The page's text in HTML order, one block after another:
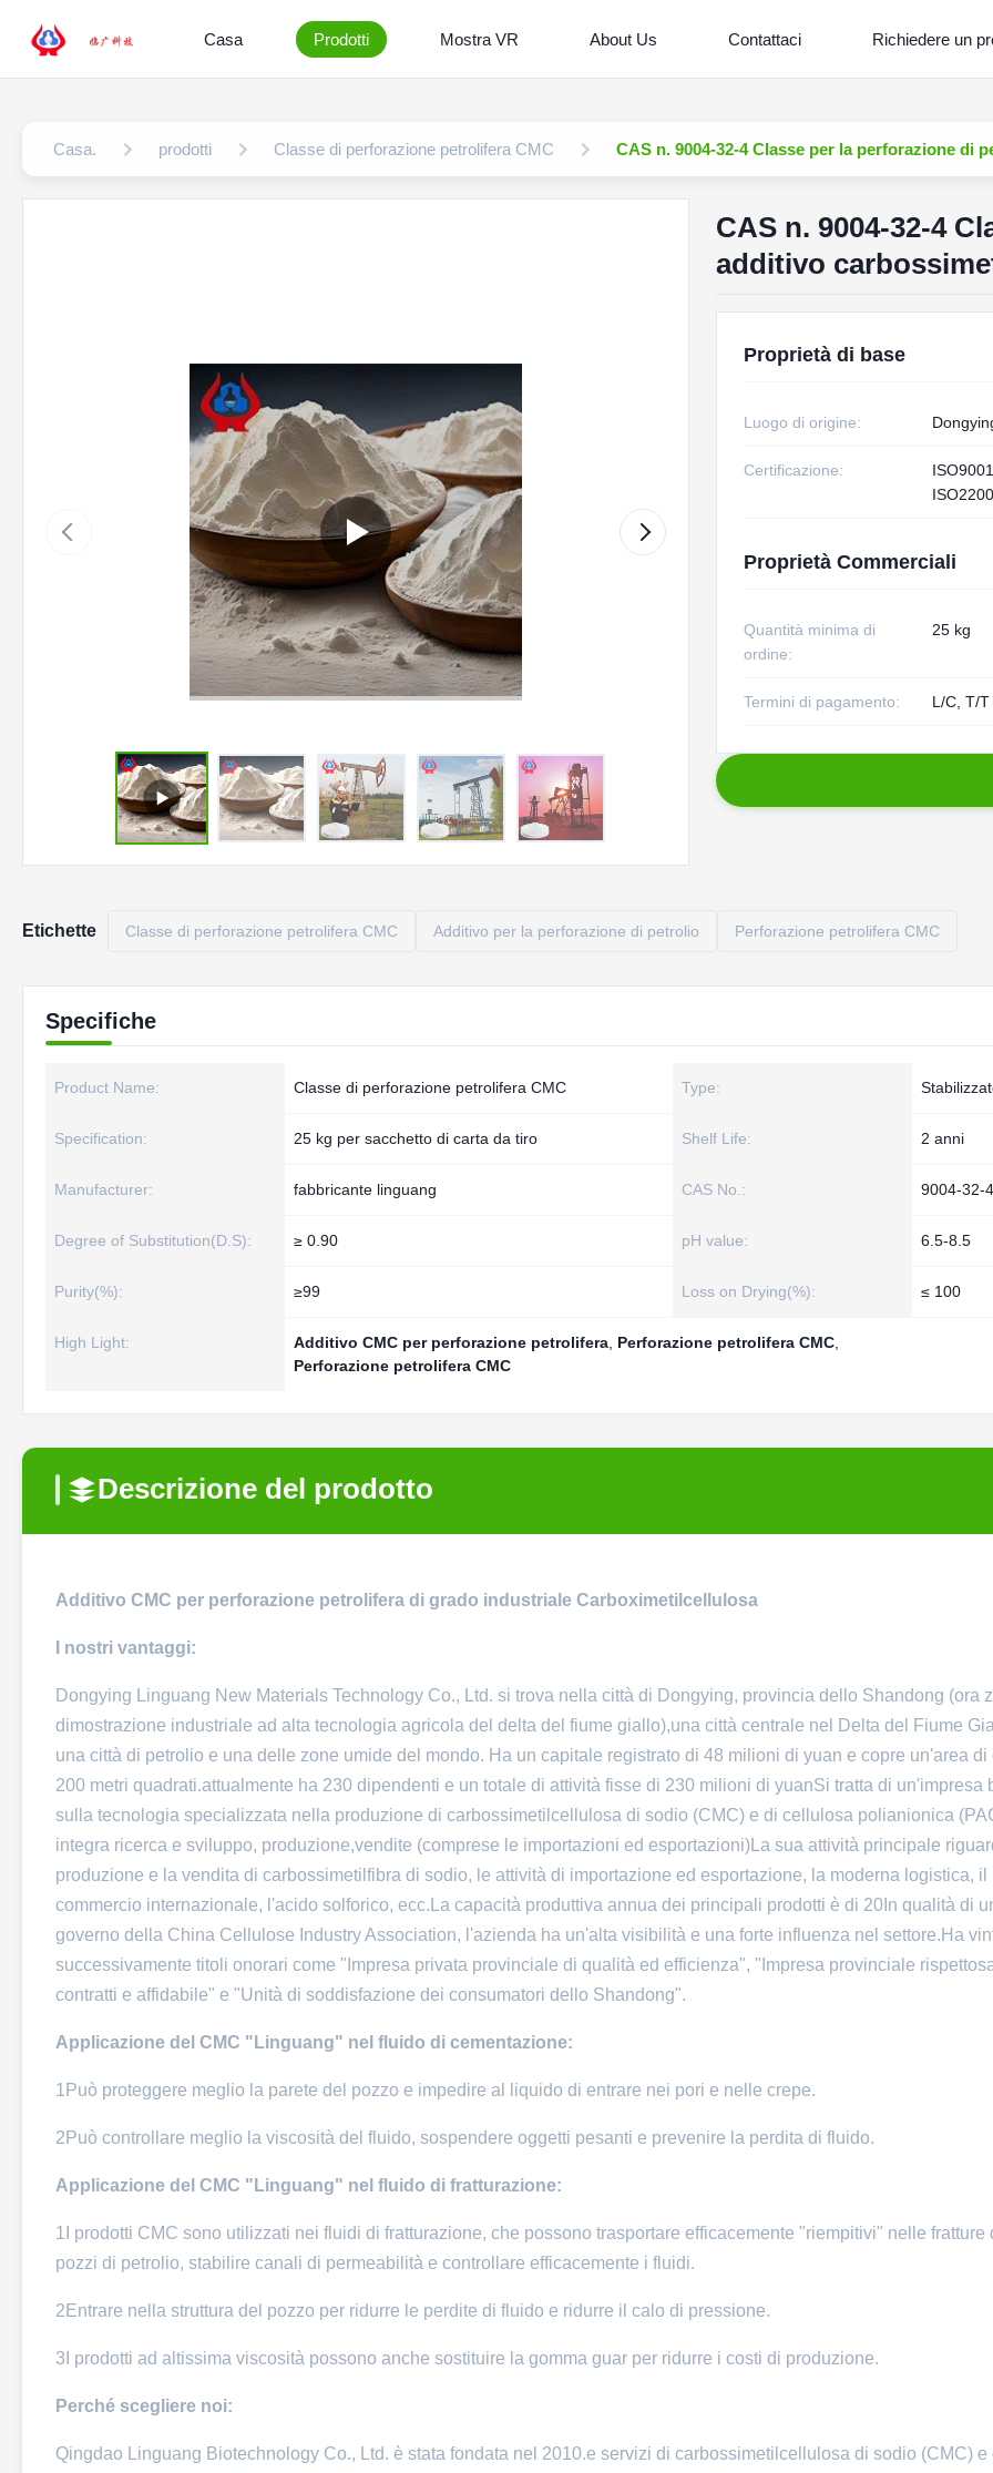
Casa Prodotti Mostra VR About Us Contattaci Richiedere un
Casa. prodotti Classe di perforazione petrolifera CMC CAS n. 9004-32-4 Classe per la perforazione di
CAS n. 9004-32-4
additivo
Proprietà di base
Luogo di origine:
Certificazione:
Proprietà Commerciali
Quantità minima di
ordine:
25 kg
Termini di pagamento: L/C, T/T
Etichette Classe di perforazione petrolifera CMC Additivo per la perforazione di petrolio Perforazione petrolifera CMC
Specifiche
Product Name: Classe di perforazione petrolifera CMC Type:
Specification: 25 kg per sacchetto di carta da tiro Shelf Life: 2 anni
Manufacturer: fabbricante linguang CAS No.: 9004-32-4
Degree of Substitution(D.S): ≥ 0.90 pH value: 6.5-8.5
Purity(%): ≥99 Loss on Drying(%): ≤ 100
High Light: Additivo CMC per perforazione petrolifera Perforazione petrolifera CMC
Perforazione petrolifera CMC
Descrizione del prodotto
Additivo CMC per perforazione petrolifera di grado industriale Carboximetilcellulosa
I nostri vantaggi:
Dongying Linguang New Materials Technology Co., Ltd. si trova nella città di Dongying, provincia dello Shandong (ora
dimostrazione industriale ad alta tecnologia agricola del delta del fiume giallo),una città centrale nel Delta del Fiume
una città di petrolio e una delle zone umide del mondo. Ha un capitale registrato di 48 milioni di yuan e copre un'area di
200 metri quadrati.attualmente ha 230 dipendenti e un totale di attività fisse di 230 milioni di yuanSi tratta di un'impresa
sulla tecnologia specializzata nella produzione di carbossimetilcellulosa di sodio (CMC) e di cellulosa polianionica
integra ricerca e sviluppo, produzione,vendite (comprese le importazioni ed esportazioni)La sua attività principale
produzione e la vendita di carbossimetilfibra di sodio, le attività di importazione ed esportazione, la moderna logistica, il
commercio internazionale, l'acido solforico, ecc.La capacità produttiva annua dei principali prodotti è di 20In qualità di
governo della China Cellulose Industry Association, l'azienda ha un'alta visibilità e una forte influenza nel settore.Ha
successivamente titoli onorari come "Impresa privata provinciale di qualità ed efficienza", "Impresa provinciale
contratti e affidabile" e "Unità di soddisfazione dei consumatori dello Shandong".
Applicazione del CMC "Linguang" nel fluido di cementazione:
1Può proteggere meglio la parete del pozzo e impedire al liquido di entrare nei pori e nelle crepe.
2Può controllare meglio la viscosità del fluido, sospendere oggetti pesanti e prevenire la perdita di fluido.
Applicazione del CMC "Linguang" nel fluido di fratturazione:
1I prodotti CMC sono utilizzati nei fluidi di fratturazione, che possono trasportare efficacemente "riempitivi" nelle fratture
pozzi di petrolio, stabilire canali di permeabilità e controllare efficacemente i fluidi.
2Entrare nella struttura del pozzo per ridurre le perdite di fluido e ridurre il calo di pressione.
3I prodotti ad altissima viscosità possono anche sostituire la gomma guar per ridurre i costi di produzione.
Perché scegliere noi:
Qingdao Linguang Biotechnology Co., Ltd. è stata fondata nel 2010.e servizi di carbossimetilcellulosa di sodio (CMC) e